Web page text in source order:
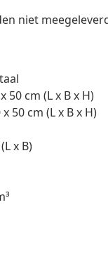
niet
50 cm (L x B x H)
50 cm (L x B x H)
x B)